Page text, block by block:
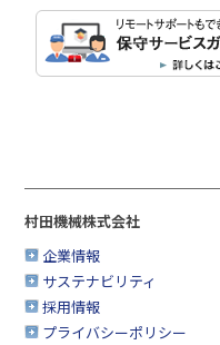
村田機械株式会社
企業情報
サステナビリティ
採用情報
プライバシーポリシー